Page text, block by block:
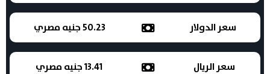
سعر الدولار 50.23 جنيه مصري
سعر الريال 13.41 جنيه مصري